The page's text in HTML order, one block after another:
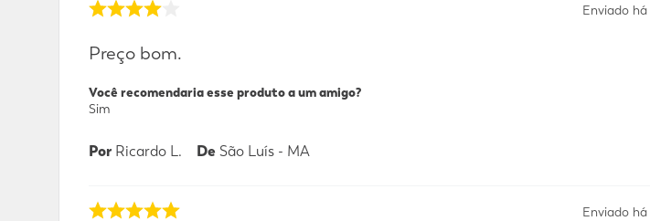
Enviado há
Preço bom.
Você recomendaria esse produto a um amigo?
Sim
Por Ricardo L. De São Luís - MA
Enviado há